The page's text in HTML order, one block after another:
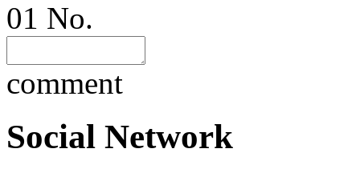
01 No.
comment
Social Network